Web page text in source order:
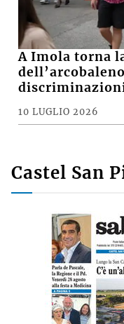
Le notizie
La scomparsa
grande